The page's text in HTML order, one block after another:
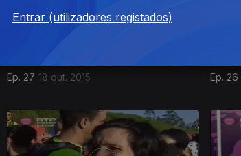
Ep. 27 18 out. 2015 Ep. 26
Entrar (utilizadores registados)